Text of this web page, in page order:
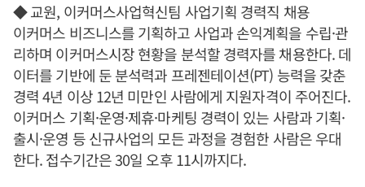
◆ 교원, 이커머스사업혁신팀 사업기획 경력직 채용
이커머스 비즈니스를 기획하고 사업과 손익계획을 수립·관
리하며 이커머스시장 현황을 분석할 경력자를 채용한다. 데
이터를 기반에 둔 분석력과 프레젠테이션(PT) 능력을 갖춘
경력 4년 이상 12년 미만인 사람에게 지원자격이 주어진다.
이커머스 기획·운영·제휴·마케팅 경력이 있는 사람과 기획·
출시·운영 등 신규사업의 모든 과정을 경험한 사람은 우대
한다. 접수기간은 30일 오후 11시까지다.